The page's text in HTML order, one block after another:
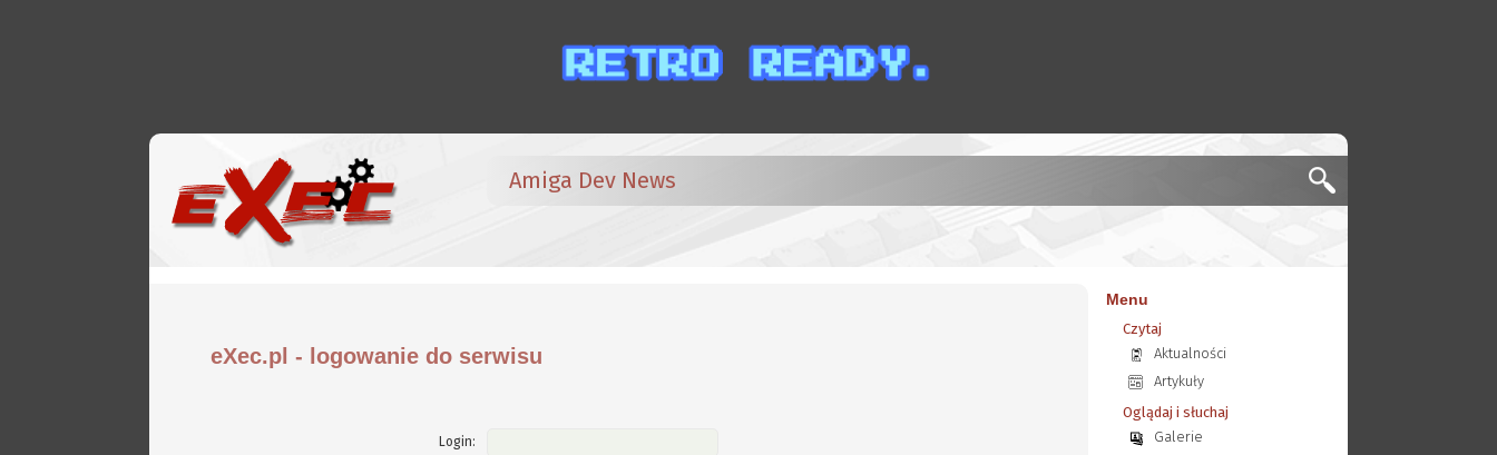
Amiga Dev News
eXec.pl - logowanie do serwisu
Login:
Menu
Czytaj
Aktualności
Artykuły
Oglądaj i słuchaj
Galerie